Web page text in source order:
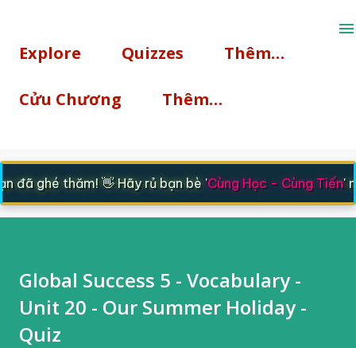
Explore Quizzes Thêm…
Cửu Chương Thêm…
đã ghé thăm! 👋 Hãy rủ bạn bè 'Cùng Học - Cùng Tiến'
Global Success 5 - Vocabulary -
Unit 20 - Our Summer Holiday -
Quiz